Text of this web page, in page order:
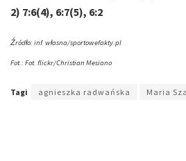
2) 7:6(4), 6:7(5), 6:2
Źródło: inf. własna/sportowefakty.pl
Fot.: Fot. flickr/Christian Mesiano
Tagi agnieszka radwańska Maria